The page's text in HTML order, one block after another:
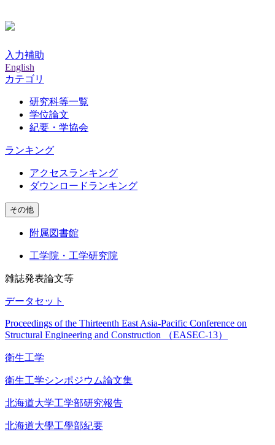
入力補助
English
カテゴリ
研究科等一覧
学位論文
紀要・学協会
ランキング
アクセスランキング
ダウンロードランキング
その他
附属図書館
工学院・工学研究院
雑誌発表論文等
データセット
Proceedings of the Thirteenth East Asia-Pacific Conference on
Structural Engineering and Construction （EASEC-13）
衛生工学
衛生工学シンポジウム論文集
北海道大学工学部研究報告
北海道大學工學部紀要